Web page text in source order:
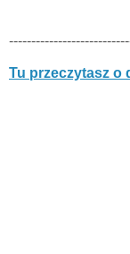
Tu przeczytasz o